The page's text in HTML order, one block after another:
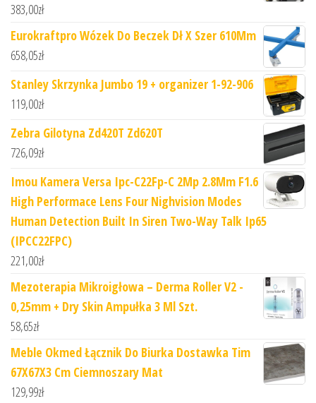
383,00zł
Eurokraftpro Wózek Do Beczek Dł X Szer 610Mm
658,05zł
Stanley Skrzynka Jumbo 19 + organizer 1-92-906
119,00zł
Zebra Gilotyna Zd420T Zd620T
726,09zł
Imou Kamera Versa Ipc-C22Fp-C 2Mp 2.8Mm F1.6
High Performace Lens Four Nighvision Modes
Human Detection Built In Siren Two-Way Talk Ip65
(IPCC22FPC)
221,00zł
Mezoterapia Mikroigłowa – Derma Roller V2 -
0,25mm + Dry Skin Ampułka 3 Ml Szt.
58,65zł
Meble Okmed Łącznik Do Biurka Dostawka Tim
67X67X3 Cm Ciemnoszary Mat
129,99zł